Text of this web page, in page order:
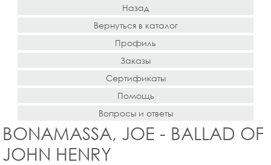
Назад
Вернуться в каталог
Профиль
Заказы
Сертификаты
Помощь
Вопросы и ответы
BONAMASSA, JOE - BALLAD OF
JOHN HENRY